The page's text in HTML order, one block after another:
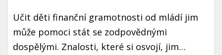
Učit děti finanční gramotnosti od mládí jim
může pomoci stát se zodpovědnými
dospělými. Znalosti, které si osvojí, jim